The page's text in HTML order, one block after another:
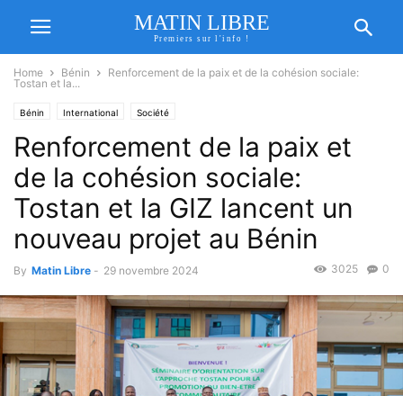
MATIN LIBRE
Premiers sur l'info !
Home Bénin
Renforcement de la paix et de la cohésion sociale:
Tostan et la...
Bénin International Société
Renforcement de la paix et
de la cohésion sociale:
Tostan et la GIZ lancent un
nouveau projet au Bénin
By Matin Libre - 29 novembre 2024 0
3025